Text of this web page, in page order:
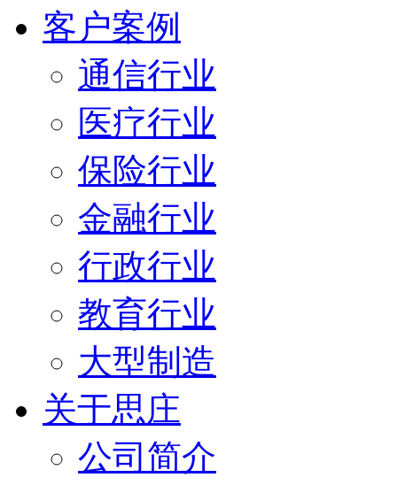
客户案例
通信行业
医疗行业
保险行业
金融行业
行政行业
教育行业
大型制造
关于思庄
公司简介